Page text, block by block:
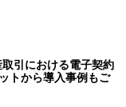
引における電子契約
トから導入事例もご